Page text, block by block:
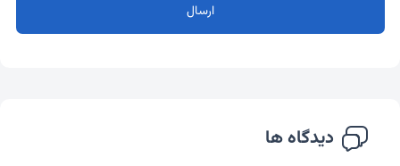
ارسال
دیدگاه ها